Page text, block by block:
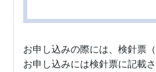
お申し込みの際には、検針票
お申し込みには検針票に記載